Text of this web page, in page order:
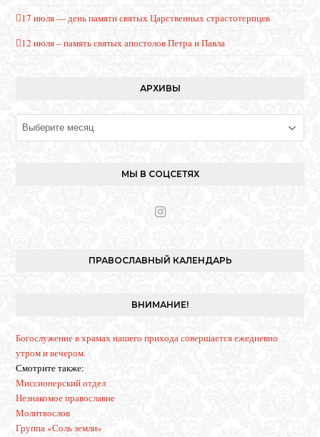
17 июля — день памяти святых Царственных страстотерпцев
12 июля – память святых апостолов Петра и Павла
АРХИВЫ
Архивы
МЫ В СОЦСЕТЯХ
I
t
a
ПРАВОСЛАВНЫЙ КАЛЕНДАРЬ
ВНИМАНИЕ!
Богослужение в храмах нашего прихода совершается ежедневно
утром и вечером.
Смотрите также:
Миссионерский отдел
Незнакомое православие
Молитвослов
Группа «Соль земли»